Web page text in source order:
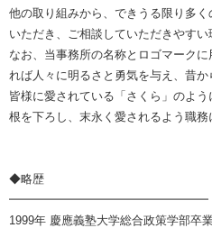
他の取り組みから、できうる限り多く
いただき、ご相談していただきやすい
なお、当事務所の名称とロゴマーク
れば人々に明るさと勇気を与え、昔か
皆様に愛されている「さくら」のよ
根を下ろし、末永く愛されるよう職務
◆略歴
━━━━━━━━━━━━━━━━━
1999年 慶應義塾大学総合政策学部卒